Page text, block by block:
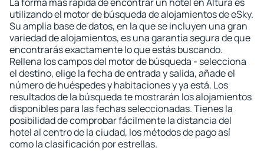
utilizando el motor de búsqueda de alojamientos de eSky.
Su amplia base de datos, en la que se incluyen una gran
variedad de alojamientos, es una garantía segura de que
encontrarás exactamente lo que estás buscando.
Rellena los campos del motor de búsqueda - selecciona
el destino, elige la fecha de entrada y salida, añade el
número de huéspedes y habitaciones y ya está. Los
resultados de la búsqueda te mostrarán los alojamientos
disponibles para las fechas seleccionadas. Tienes la
posibilidad de comprobar fácilmente la distancia del
hotel al centro de la ciudad, los métodos de pago así
como la clasificación por estrellas.